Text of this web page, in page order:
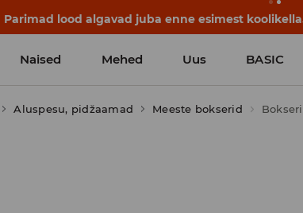
Parimad lood algavad juba enne esimest
Naised Mehed Uus BASIC
Aluspesu, pidžaamad Meeste bokserid